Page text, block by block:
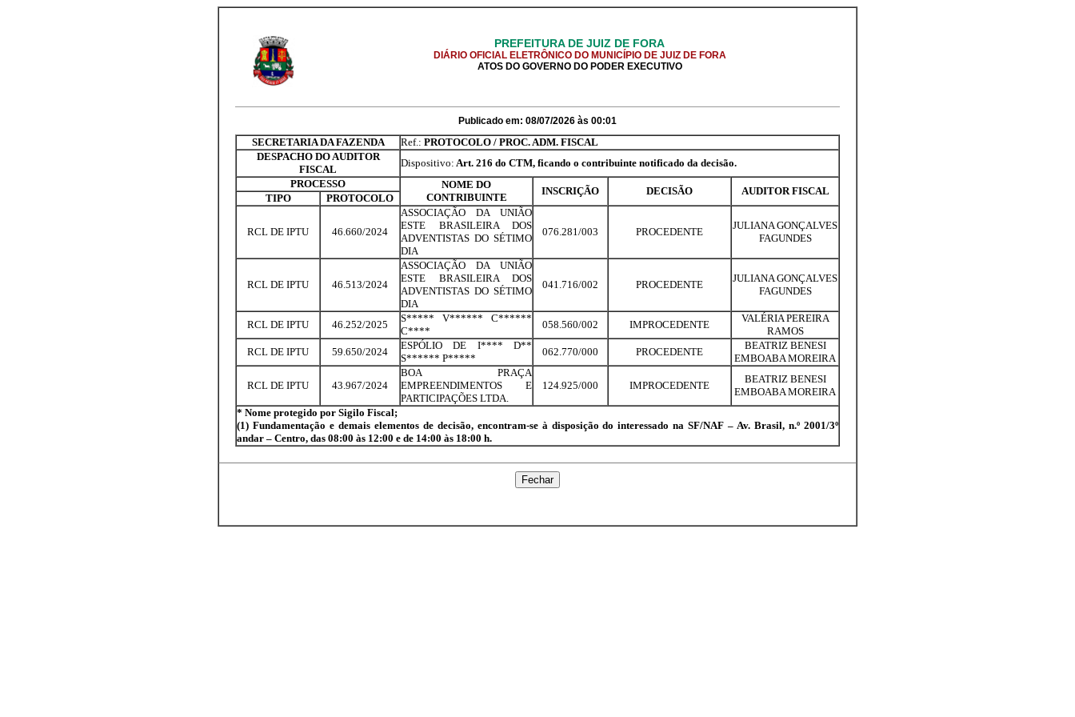
PREFEITURA DE JUIZ DE FORA
DIÁRIO OFICIAL ELETRÔNICO DO MUNICÍPIO DE JUIZ DE FORA
ATOS DO GOVERNO DO PODER EXECUTIVO
Publicado em: 08/07/2026 às 00:01
SECRETARIA DA FAZENDA Ref.: PROTOCOLO / PROC. ADM. FISCAL
DESPACHO DO AUDITOR
FISCAL
Dispositivo: Art. 216 do CTM, ficando o contribuinte notificado da decisão.
PROCESSO
NOME DO
CONTRIBUINTE
INSCRIÇÃO DECISÃO AUDITOR FISCAL
TIPO PROTOCOLO
RCL DE IPTU 46.660/2024
ASSOCIAÇÃO DA UNIÃO
ESTE BRASILEIRA DOS
ADVENTISTAS DO SÉTIMO
DIA
076.281/003 PROCEDENTE
JULIANA GONÇALVES
FAGUNDES
RCL DE IPTU 46.513/2024
ASSOCIAÇÃO DA UNIÃO
ESTE BRASILEIRA DOS
ADVENTISTAS DO SÉTIMO
DIA
041.716/002 PROCEDENTE
JULIANA GONÇALVES
FAGUNDES
RCL DE IPTU 46.252/2025
S***** V****** C******
C****
058.560/002 IMPROCEDENTE
VALÉRIA PEREIRA
RAMOS
RCL DE IPTU
59.650/2024
ESPÓLIO DE I**** D**
S****** P*****
062.770/000 PROCEDENTE
BEATRIZ BENESI
EMBOABA MOREIRA
RCL DE IPTU 43.967/2024
BOA PRAÇA
EMPREENDIMENTOS E
PARTICIPAÇÕES LTDA.
124.925/000 IMPROCEDENTE
BEATRIZ BENESI
EMBOABA MOREIRA
* Nome protegido por Sigilo Fiscal;
(1) Fundamentação e demais elementos de decisão, encontram-se à disposição do interessado na SF/NAF – Av. Brasil, n.º 2001/3º
andar – Centro, das 08:00 às 12:00 e de 14:00 às 18:00 h.